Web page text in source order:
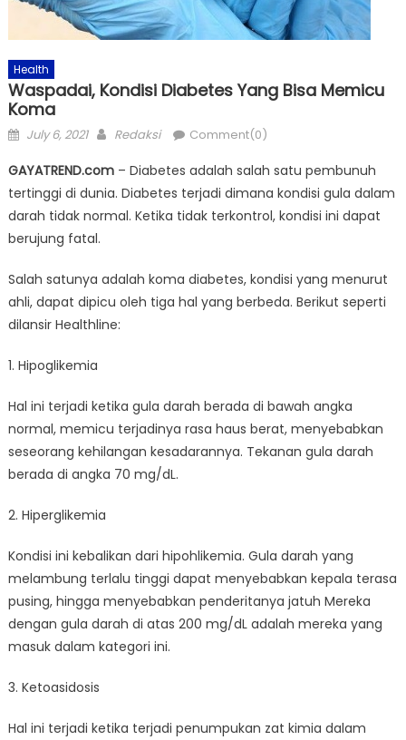
Health
Waspadai, Kondisi Diabetes Yang Bisa Memicu
Koma
Posted
July 6, 2021 Author
Redaksi Comment(0)
GAYATREND.com – Diabetes adalah salah satu pembunuh
tertinggi di dunia. Diabetes terjadi dimana kondisi gula dalam
darah tidak normal. Ketika tidak terkontrol, kondisi ini dapat
berujung fatal.
Salah satunya adalah koma diabetes, kondisi yang menurut
ahli, dapat dipicu oleh tiga hal yang berbeda. Berikut seperti
dilansir Healthline:
1. Hipoglikemia
Hal ini terjadi ketika gula darah berada di bawah angka
normal, memicu terjadinya rasa haus berat, menyebabkan
seseorang kehilangan kesadarannya. Tekanan gula darah
berada di angka 70 mg/dL.
2. Hiperglikemia
Kondisi ini kebalikan dari hipohlikemia. Gula darah yang
melambung terlalu tinggi dapat menyebabkan kepala terasa
pusing, hingga menyebabkan penderitanya jatuh Mereka
dengan gula darah di atas 200 mg/dL adalah mereka yang
masuk dalam kategori ini.
3. Ketoasidosis
Hal ini terjadi ketika terjadi penumpukan zat kimia dalam